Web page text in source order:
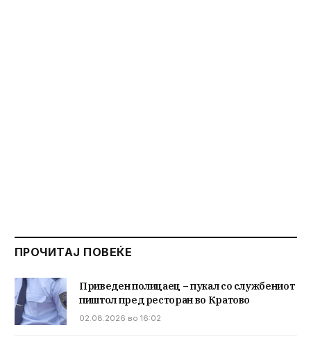
ПРОЧИТАЈ ПОВЕЌЕ
Приведен полицаец – пукал со службениот
пиштол пред ресторан во Кратово
02.08.2026 во 16:02